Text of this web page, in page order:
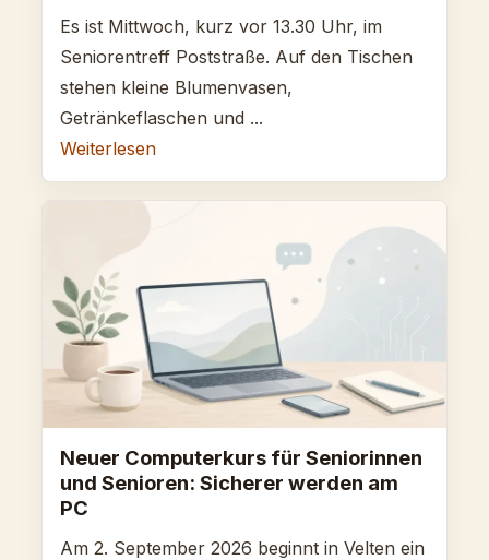
Es ist Mittwoch, kurz vor 13.30 Uhr, im
Seniorentreff Poststraße. Auf den Tischen
stehen kleine Blumenvasen,
Getränkeflaschen und ...
Weiterlesen
Neuer Computerkurs für Seniorinnen
und Senioren: Sicherer werden am
PC
Am 2. September 2026 beginnt in Velten ein